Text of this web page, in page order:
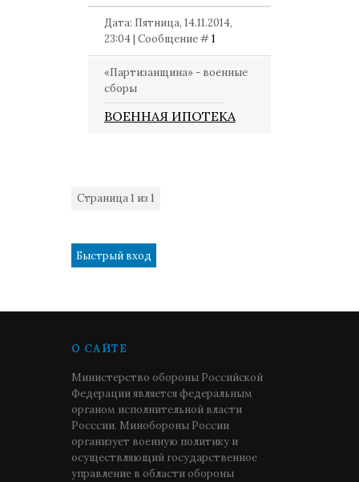
Дата: Пятница, 14.11.2014,
23:04 | Сообщение #1
«Партизанщина» - военные
сборы
ВОЕННАЯ ИПОТЕКА
Страница1 из 1
О САЙТЕ
Министерство обороны Российской
Федерации является федеральным
органом исполнительной власти
Росссии. Минобороны России
организует военную политику и
осуществляющий государственное
управление в области обороны